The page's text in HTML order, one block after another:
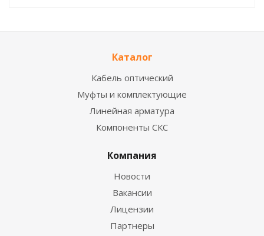
Каталог
Кабель оптический
Муфты и комплектующие
Линейная арматура
Компоненты СКС
Компания
Новости
Вакансии
Лицензии
Партнеры